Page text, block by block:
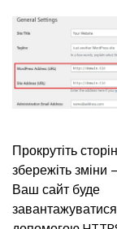
Прокрутіть
збережіть зміни
Ваш сайт буде